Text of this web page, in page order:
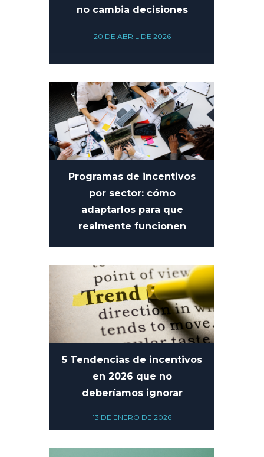
no cambia decisiones
20 DE ABRIL DE 2026
Programas de incentivos
por sector: cómo
adaptarlos para que
realmente funcionen
5 Tendencias de incentivos
en 2026 que no
deberíamos ignorar
13 DE ENERO DE 2026